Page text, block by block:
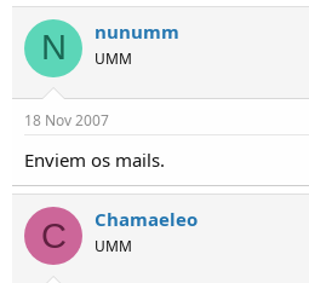
N nunumm
UMM
18 Nov 2007
Enviem os mails.
C Chamaeleo
UMM